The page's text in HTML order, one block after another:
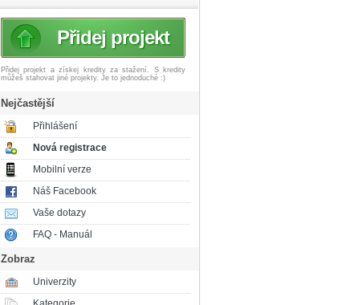
Přidej projekt
Přidej projekt a získej
kredity za stažení. S kredity
můžeš stahovat jiné projekty. Je to jednoduché :)
Nejčastější
Přihlášení
Nová registrace
Mobilní verze
Náš Facebook
Vaše dotazy
FAQ - Manuál
Zobraz
Univerzity